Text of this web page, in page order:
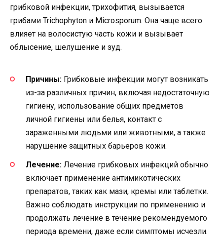
грибковой инфекции, трихофития, вызывается
грибами Trichophyton и Microsporum. Она чаще всего
влияет на волосистую часть кожи и вызывает
облысение, шелушение и зуд.
Причины: Грибковые инфекции могут возникать
из-за различных причин, включая недостаточную
гигиену, использование общих предметов
личной гигиены или белья, контакт с
зараженными людьми или животными, а также
нарушение защитных барьеров кожи.
Лечение: Лечение грибковых инфекций обычно
включает применение антимикотических
препаратов, таких как мази, кремы или таблетки.
Важно соблюдать инструкции по применению и
продолжать лечение в течение рекомендуемого
периода времени, даже если симптомы исчезли.